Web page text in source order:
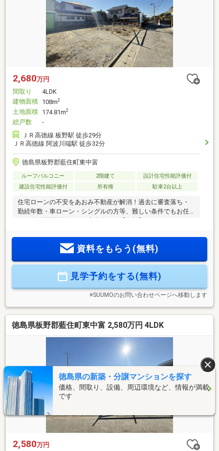
2,680万円
間取り
4LDK
建物面積 108m2
土地面積 174.81m2
総戸数
-
ＪＲ高徳線 板野駅 徒歩29分
ＪＲ高徳線 阿波川端駅 徒歩32分
徳島県板野郡藍住町東中富
ルーフバルコニー 2階建て
設計住宅性能評価付
建設住宅性能評価付
所有権 駐車2台以上
住宅ローンの不安をあおみ不動産が解消！過去に審査落ち・
勤続年数・車ローン・シングルの方等、難しい条件でもお任
方は【087-810-3147】にお気軽にお電話下さい♪または、「資
料請求」「見学予約ボタン」から簡単30秒で即時予約◎
資料をもらう(無料)
見学予約をする(無料)
※SUUMOのお問い合わせページへ移動します
徳島県板野郡藍住町東中富 2,580万円 4LDK
2,580万円
徳島県の新築・分譲マンションを探す
価格、間取り、設備、周辺環境など、情報が満載
です